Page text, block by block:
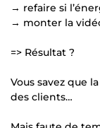
→ refaire si
→ monter la
=> Résultat ?
Vous savez que
des clients…